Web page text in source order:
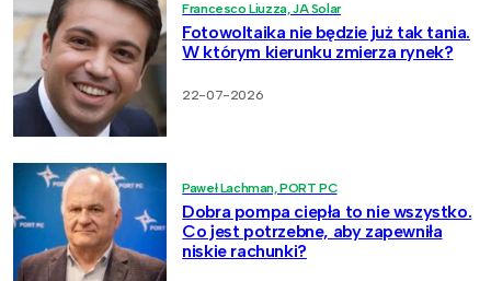
Francesco Liuzza, JA Solar
Fotowoltaika nie będzie już tak tania.
W którym kierunku zmierza rynek?
22-07-2026
Paweł Lachman, PORT PC
Dobra pompa ciepła to nie wszystko.
Co jest potrzebne, aby zapewniła
niskie rachunki?